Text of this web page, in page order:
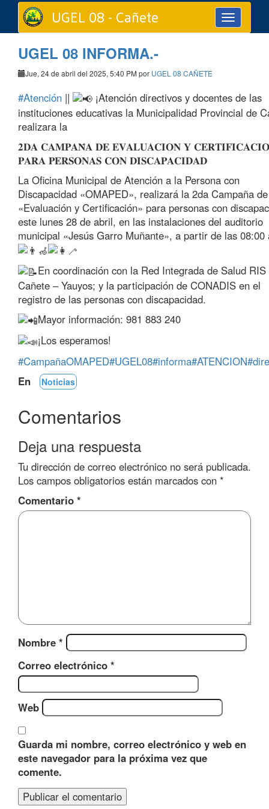
Toggle
navigation
UGEL 08 - Cañete
UGEL 08 INFORMA.-
Jue, 24 de abril del 2025, 5:40 PM por UGEL 08 CAÑETE
#Atención ||
¡Atención directivos y docentes de las
instituciones educativas la Municipalidad Provincial de
realizara la
𝟐𝐃𝐀 𝐂𝐀𝐌𝐏𝐀𝐍̃𝐀 𝐃𝐄 𝐄𝐕𝐀𝐋𝐔𝐀𝐂𝐈𝐎𝐍 𝐘
𝐏𝐀𝐑𝐀 𝐏𝐄𝐑𝐒𝐎𝐍𝐀𝐒 𝐂𝐎𝐍 𝐃𝐈𝐒𝐂𝐀𝐏𝐀𝐂𝐈𝐃𝐀𝐃
La Oficina Municipal de Atención a la Persona con
Discapacidad «OMAPED», realizará la 2da Campaña de
«Evaluación y Certificación» para personas con
este lunes 28 de abril, en las instalaciones del auditorio
municipal «Jesús Garro Muñante», a partir de las 08:00
En coordinación con la Red Integrada de Salud RIS
Cañete – Yauyos; y la participación de CONADIS en el
registro de las personas con discapacidad.
Mayor información: 981 883 240
¡Los esperamos!
#CampañaOMAPED#UGEL08#informa#ATENCION
En
Noticias
Comentarios
Deja una respuesta
Tu dirección de correo electrónico no será publicada.
Los campos obligatorios están marcados con *
Comentario *
Nombre *
Correo electrónico *
Web
Guarda mi nombre, correo electrónico y web en
este navegador para la próxima vez que
comente.